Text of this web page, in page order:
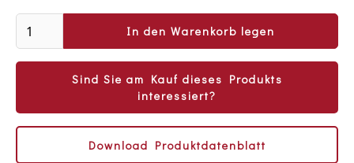
Sind Sie am Kauf dieses Produkts
interessiert?
Download Produktdatenblatt